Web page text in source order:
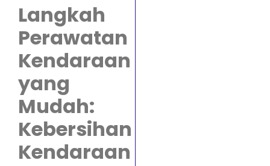
Langkah
Perawatan
Kendaraan
yang
Mudah:
Kebersihan
Kendaraan